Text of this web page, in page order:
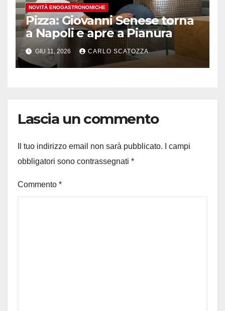
NOVITÀ ENOGASTRONOMICHE
Pizza: Giovanni Senese torna
a Napoli e apre a Pianura
GIU 11, 2026 CARLO SCATOZZA
Lascia un commento
Il tuo indirizzo email non sarà pubblicato.
I campi
obbligatori sono contrassegnati *
Commento *